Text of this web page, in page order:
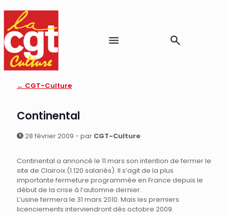
← CGT-Culture
Continental
28 février 2009 - par CGT-Culture
Continental a annoncé le 11 mars son intention de fermer le
site de Clairoix (1.120 salariés). Il s’agit de la plus
importante fermeture programmée en France depuis le
début de la crise à l’automne dernier.
L’usine fermera le 31 mars 2010. Mais les premiers
licenciements interviendront dès octobre 2009.